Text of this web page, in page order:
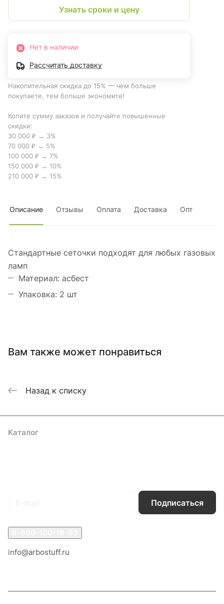
Узнать сроки и цену
Нет в наличии
Рассчитать доставку
Накопительная скидка до 15% — чем больше
покупаете, тем больше экономите!
Копите сумму заказов и получайте повышенные
скидки:
30 000 ₽ → 3%
70 000 ₽ → 5%
100 000 ₽ → 7%
150 000 ₽ → 10%
210 000 ₽ → 15%
Описание Отзывы Оплата Доставка Опт
Стандартные сеточки подходят для любых газовых
ламп
Материал: асбест
Упаковка: 2 шт
Вам также может понравиться
Назад к списку
Каталог
Подписаться
info@arbostuff.ru